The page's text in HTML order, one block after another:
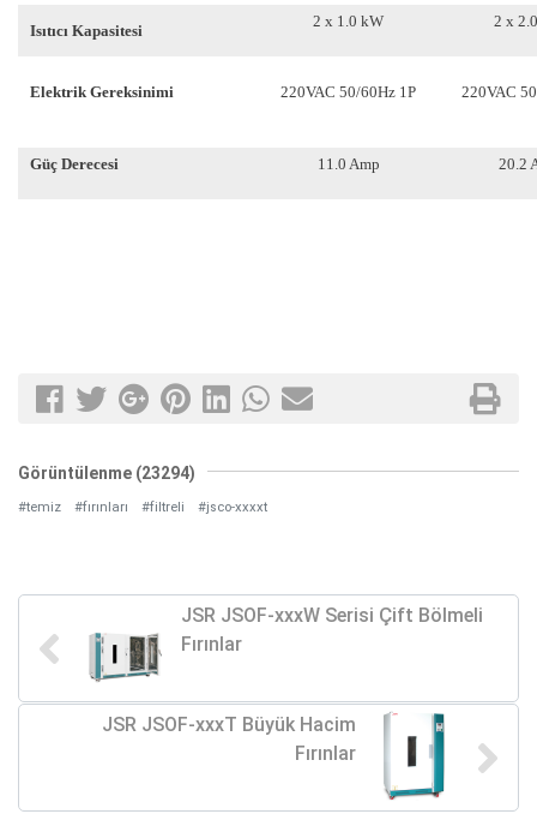
Isıtıcı Kapasitesi
2 x 1.0 kW 2 x
Elektrik Gereksinimi 220VAC 50/60Hz 1P 220VAC
Güç Derecesi 11.0 Amp 20.2
Görüntülenme (23294)
#temiz #fırınları #filtreli #jsco-xxxxt
JSR JSOF-xxxW Serisi Çift Bölmeli
Fırınlar
JSR JSOF-xxxT Büyük Hacim
Fırınlar